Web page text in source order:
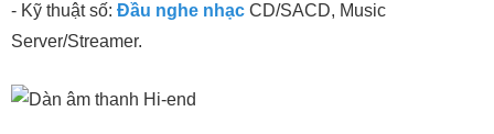
- Kỹ thuật số: Đầu nghe nhạc CD/SACD, Music
Server/Streamer.